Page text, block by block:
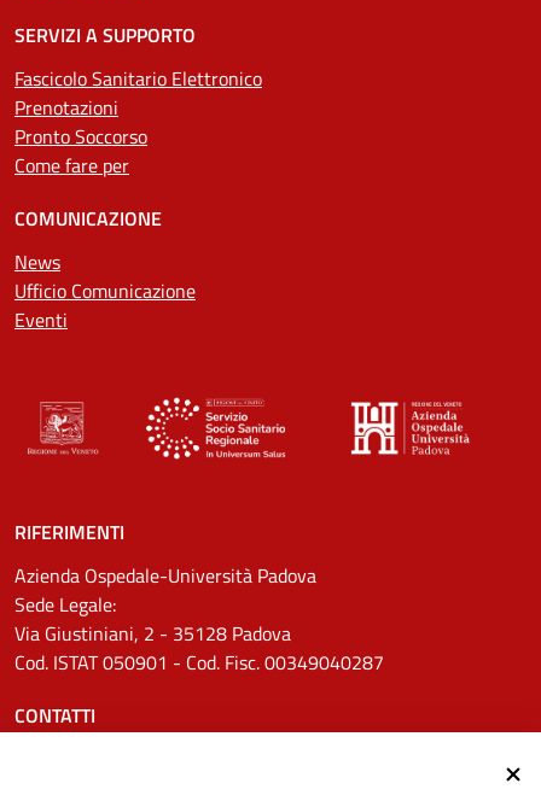
SERVIZI A SUPPORTO
Fascicolo Sanitario Elettronico
Prenotazioni
Pronto Soccorso
Come fare per
COMUNICAZIONE
News
Ufficio Comunicazione
Eventi
RIFERIMENTI
Azienda Ospedale-Università Padova
Sede Legale:
Via Giustiniani, 2 - 35128 Padova
Cod. ISTAT 050901 - Cod. Fisc. 00349040287
CONTATTI